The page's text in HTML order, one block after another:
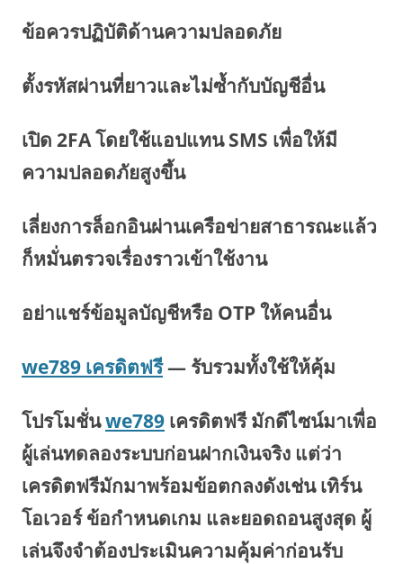
ข้อควรปฏิบัติด้านความปลอดภัย
ตั้งรหัสผ่านที่ยาวและไม่ซ้ำกับบัญชีอื่น
เปิด 2FA โดยใช้แอปแทน SMS เพื่อให้มี
ความปลอดภัยสูงขึ้น
เลี่ยงการล็อกอินผ่านเครือข่ายสาธารณะแล้ว
ก็หมั่นตรวจเรื่องราวเข้าใช้งาน
อย่าแชร์ข้อมูลบัญชีหรือ OTP ให้คนอื่น
we789 เครดิตฟรี— รับรวมทั้งใช้ให้คุ้ม
โปรโมชั่นwe789 เครดิตฟรี มักดีไซน์มาเพื่อ
ผู้เล่นทดลองระบบก่อนฝากเงินจริง แต่ว่า
เครดิตฟรีมักมาพร้อมข้อตกลงดังเช่น เทิร์น
โอเวอร์ ข้อกำหนดเกม และยอดถอนสูงสุด ผู้
เล่นจึงจำต้องประเมินความคุ้มค่าก่อนรับ